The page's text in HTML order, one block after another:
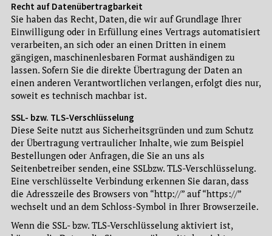
Recht auf Datenübertragbarkeit
Sie haben das Recht, Daten, die wir auf Grundlage Ihrer
Einwilligung oder in Erfüllung eines Vertrags automatisiert
verarbeiten, an sich oder an einen Dritten in einem
gängigen, maschinenlesbaren Format aushändigen zu
lassen. Sofern Sie die direkte Übertragung der Daten an
einen anderen Verantwortlichen verlangen, erfolgt dies nur,
soweit es technisch machbar ist.
SSL- bzw. TLS-Verschlüsselung
Diese Seite nutzt aus Sicherheitsgründen und zum Schutz
der Übertragung vertraulicher Inhalte, wie zum Beispiel
Bestellungen oder Anfragen, die Sie an uns als
Seitenbetreiber senden, eine SSLbzw. TLS-Verschlüsselung.
Eine verschlüsselte Verbindung erkennen Sie daran, dass
die Adresszeile des Browsers von “http://” auf “https://”
wechselt und an dem Schloss-Symbol in Ihrer Browserzeile.
Wenn die SSL- bzw. TLS-Verschlüsselung aktiviert ist,